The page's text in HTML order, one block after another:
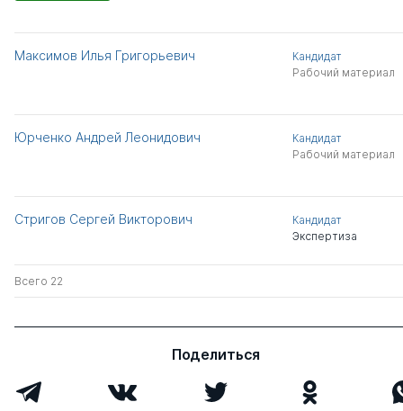
Максимов Илья Григорьевич
Кандидат
Рабочий материал
Юрченко Андрей Леонидович
Кандидат
Рабочий материал
Стригов Сергей Викторович
Кандидат
Экспертиза
Всего 22
Поделиться